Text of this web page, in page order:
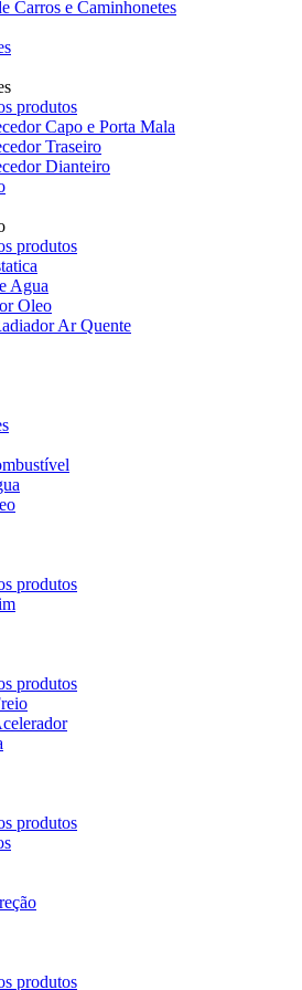
Carros e Caminhonetes
produtos
Capo e Porta Mala
Traseiro
Dianteiro
produtos
Agua
Oleo
Ar Quente
produtos
produtos
produtos
produtos